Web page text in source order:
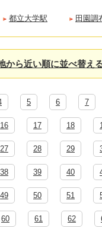
都立大学駅 田園調
から近い順に並べ替え
5 6 7
16 17 18
27 28 29
38 39 40
49 50 51
60 61 62